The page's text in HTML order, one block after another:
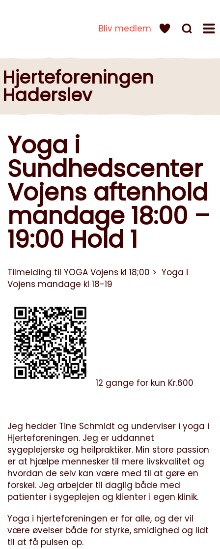
Bliv medlem
Hjerteforeningen
Haderslev
Yoga i
Sundhedscenter
Vojens aftenhold
mandage 18:00 –
19:00 Hold 1
Tilmelding til YOGA Vojens kl 18;00 >Yoga i
Vojens mandage kl 18-19
12 gange for kun Kr.600
Jeg hedder Tine Schmidt og underviser i yoga i
Hjerteforeningen. Jeg er uddannet
sygeplejerske og heilpraktiker. Min store passion
er at hjælpe mennesker til mere livskvalitet og
hvordan de selv kan være med til at gøre en
forskel. Jeg arbejder til daglig både med
patienter i sygeplejen og klienter i egen klinik.
Yoga i hjerteforeningen er for alle, og der vil
være øvelser både for styrke, smidighed og lidt
til at få pulsen op.